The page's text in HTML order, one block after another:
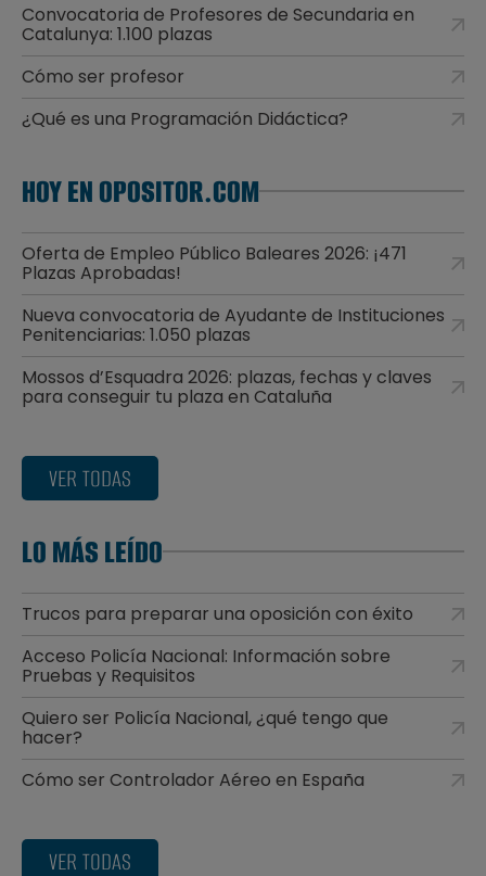
Convocatoria de Profesores de Secundaria en
Catalunya: 1.100 plazas
Cómo ser profesor
¿Qué es una Programación Didáctica?
HOY EN OPOSITOR.COM
Oferta de Empleo Público Baleares 2026: ¡471
Plazas Aprobadas!
Nueva convocatoria de Ayudante de Instituciones
Penitenciarias: 1.050 plazas
Mossos d’Esquadra 2026: plazas, fechas y claves
para conseguir tu plaza en Cataluña
VER TODAS
LO MÁS LEÍDO
Trucos para preparar una oposición con éxito
Acceso Policía Nacional: Información sobre
Pruebas y Requisitos
Quiero ser Policía Nacional, ¿qué tengo que
hacer?
Cómo ser Controlador Aéreo en España
VER TODAS